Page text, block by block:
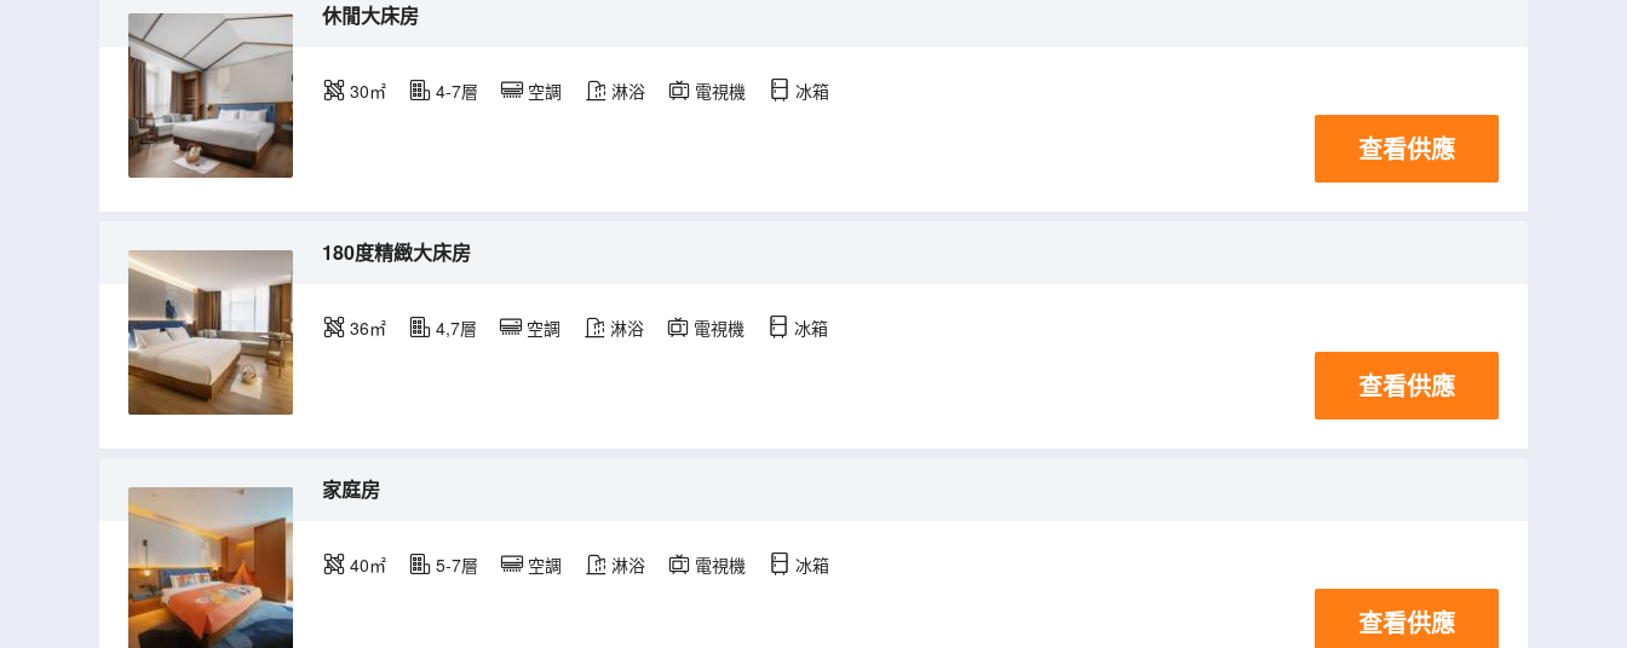
休閒大床房
30㎡ 4-7層 空調 淋浴 電視機 冰箱
查看供應
180度精緻大床房
36㎡ 4,7層 空調 淋浴 電視機 冰箱
查看供應
家庭房
40㎡ 5-7層 空調 淋浴 電視機 冰箱
查看供應